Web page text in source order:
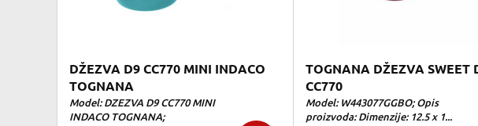
DŽEZVA D9 CC770 MINI INDACO
TOGNANA
Model: DZEZVA D9 CC770 MINI
INDACO TOGNANA;
TOGNANA DŽEZVA SWEET
CC770
Model: W443077GGBO; Opis
proizvoda: Dimenzije: 12.5 x 1...